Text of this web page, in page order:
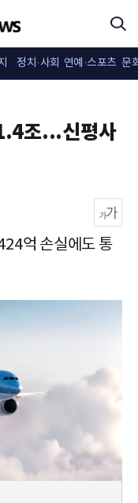
정치·사회 연예·스포츠 문
조...신평사
억 손실에도 통